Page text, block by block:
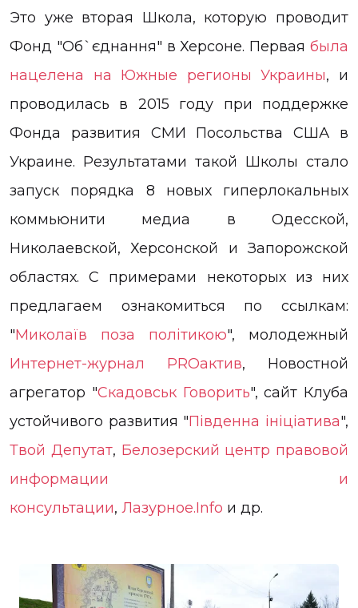
Это уже вторая Школа, которую проводит
Фонд "Об`єднання" в Херсоне. Первая была
нацелена на Южные регионы Украины, и
проводилась в 2015 году при поддержке
Фонда развития СМИ Посольства США в
Украине. Результатами такой Школы стало
запуск порядка 8 новых гиперлокальных
коммьюнити медиа в Одесской,
Николаевской, Херсонской и Запорожской
областях. С примерами некоторых из них
предлагаем ознакомиться по ссылкам:
"Миколаїв поза політикою", молодежный
Интернет-журнал PROактив, Новостной
агрегатор "Скадовськ Говорить", сайт Клуба
устойчивого развития "Південна ініціатива",
Твой Депутат, Белозерский центр правовой
информации и
консультации, Лазурное.Info и др.